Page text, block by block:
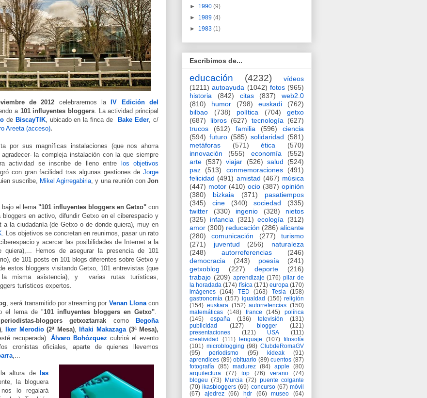
de 2012 celebraremos la
IV Edición del
a 101 influyentes bloggers. La actividad principal
de BiscayTIK, ubicado en la finca de Bake Eder, c/
Areeta (acceso).
por sus magníficas instalaciones (que nos ahorra
la compleja instalación con la que siempre
actividad se inscribe de lleno entre
los objetivos
con gran facilidad tras algunas gestiones de Jorge
suscribe, Mikel Agirregabiria, y una reunión conJon
bajo el lema "101 influyentes bloggers en Getxo"con
en activo, difundir Getxo en el ciberespacio y
a la ciudadanía (de Getxo o de donde quiera), muy en
. Los objetivos se concretan en reunirnos, pasar un rato
y acercar las posibilidades de Internet a la
quiera),... Hemos de asegurar lapresenciade 101
de 101 posts en 101 blogs diferentes sobre Getxo y
estos bloggers visitando Getxo, 101 entrevistas (que
misma asistencia), y varias rutas turísticas,
turísticos expertos.
, será transmitido por streaming por Venan Llonacon
el lema de "101 influyentes bloggers en Getxo".
periodistas-bloggers getxoztarrak como
Begoña
, Iker Merodio (2ª Mesa), Iñaki Makazaga (3ª Mesa),
recuperada). Álvaro Bohózquez cubrirá el evento
cronistas oficiales, aparte de quienes llevemos
,...
altura de
las
la bloguera
nos lo regalará
► 1990 (9)
► 1989 (4)
► 1983 (1)
Escribimos de...
educación (4232)
vídeos
(1211) autoayuda (1042) fotos (965)
historia
(842) citas (837)
web2.0
(810)
humor (798) euskadi
(762)
bilbao
(738) política (704)
getxo
(687)
libros (627) tecnología
(627)
trucos
(612) familia (596)
ciencia
(594) futuro (585) solidaridad (581)
metáforas
(571) ética
(570)
innovación
(555) economía
(552)
arte (537) viajar (526) salud
(524)
paz
(513) conmemoraciones
(491)
felicidad (491) amistad (467) música
(447) motor (410) ocio (387) opinión
(380)
bizkaia (371)
pasatiempos
(345)
cine (340) sociedad
(335)
twitter
(330) ingenio (328)
nietos
(325)
infancia (321) ecología
(312)
amor (300) reducación (286) alicante
(280)
comunicación (277)
turismo
(271)
juventud (256)
naturaleza
(248)
autorreferencias
(246)
democracia
(243) poesía
(241)
getxoblog
(227) deporte
(216)
trabajo (209) aprendizaje (176) pilar de
la horadada (174) física (171) europa (170)
imágenes
(164) TED (163) Tesla
(158)
gastronomía (157) igualdad (156) religión
(154) euskara (152) autorrefencias (150)
matemáticas
(148) france (145)
polírica
(145)
españa (136) televisión
(131)
publicidad
(127) blogger
(121)
presentaciones
(121) USA
(111)
creatividad
(111) lenguaje (107) filosofía
(101) microblogging (98) ClubdeRomaGV
(95)
periodismo (95) kideak
(91)
aprendices (89) obituario (89) cuentos (87)
fotografía (85) madurez (84) apple
(80)
arquitectura
(77) top (76) verano
(74)
blogeu (73) Murcia (72) puente colgante
(70) ikasbloggers (69) concurso (67) móvil
(67)
ajedrez (66) hdr (66) museo
(64)